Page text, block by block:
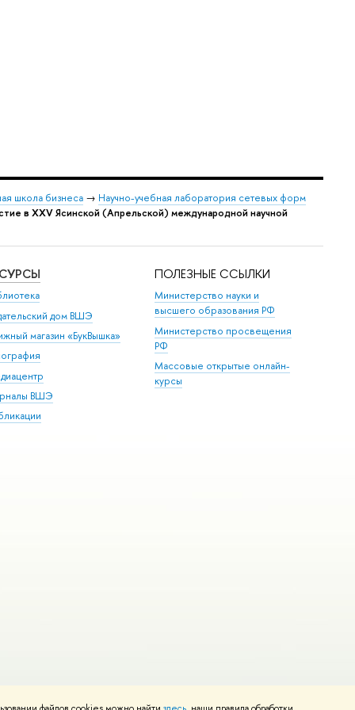
школа бизнеса → Научно-учебная лаборатория сетевых форм
в XXV Ясинской (Апрельской) международной научной
дом ВШЭ
магазин «БукВышка»
ВШЭ
ПОЛЕЗНЫЕ ССЫЛКИ
Министерство науки и
высшего образования РФ
Министерство просвещения
РФ
Массовые открытые онлайн-
курсы